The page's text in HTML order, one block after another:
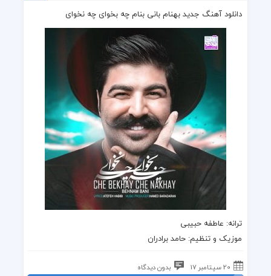
دانلود آهنگ جدید بهنام بانی بنام چه بخوای چه نخوای
ترانه: عاطفه حبیبی
موزیک و تنظیم:حامد برادران
20 سپتامبر 17 بدون دیدگاه